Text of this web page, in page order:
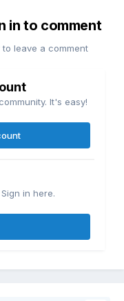
in to comment
leave a comment
It's easy!
in here.